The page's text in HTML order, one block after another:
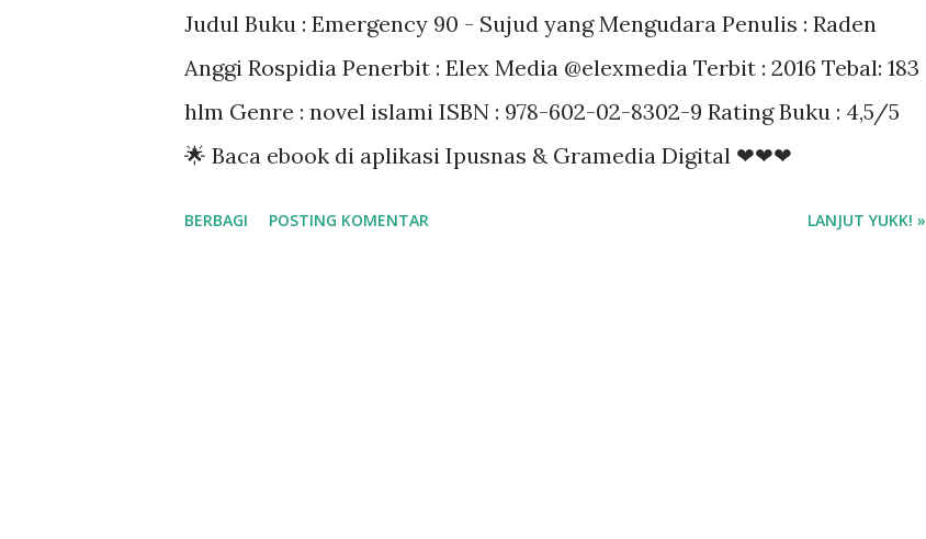
Judul Buku : Emergency 90 - Sujud yang Mengudara Penulis : Raden
Anggi Rospidia Penerbit : Elex Media @elexmedia Terbit : 2016 Tebal: 183
hlm Genre : novel islami ISBN : 978-602-02-8302-9 Rating Buku : 4,5/5
🌟 Baca ebook di aplikasi Ipusnas & Gramedia Digital ❤❤❤
BERBAGI POSTING KOMENTAR LANJUT YUKK! »